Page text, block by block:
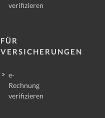
verifizieren
FÜR
VERSICHERUNGEN
e-
Rechnung
verifizieren